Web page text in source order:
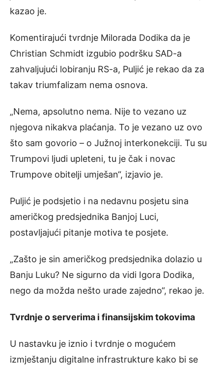
kazao je.
Komentirajući tvrdnje Milorada Dodika da je
Christian Schmidt izgubio podršku SAD-a
zahvaljujući lobiranju RS-a, Puljić je rekao da za
takav triumfalizam nema osnova.
„Nema, apsolutno nema. Nije to vezano uz
njegova nikakva plaćanja. To je vezano uz ovo
što sam govorio – o Južnoj interkonekciji. Tu su
Trumpovi ljudi upleteni, tu je čak i novac
Trumpove obitelji umješan“, izjavio je.
Puljić je podsjetio i na nedavnu posjetu sina
američkog predsjednika Banjoj Luci,
postavljajući pitanje motiva te posjete.
„Zašto je sin američkog predsjednika dolazio u
Banju Luku? Ne sigurno da vidi Igora Dodika,
nego da možda nešto urade zajedno“, rekao je.
Tvrdnje o serverima i finansijskim tokovima
U nastavku je iznio i tvrdnje o mogućem
izmještanju digitalne infrastrukture kako bi se